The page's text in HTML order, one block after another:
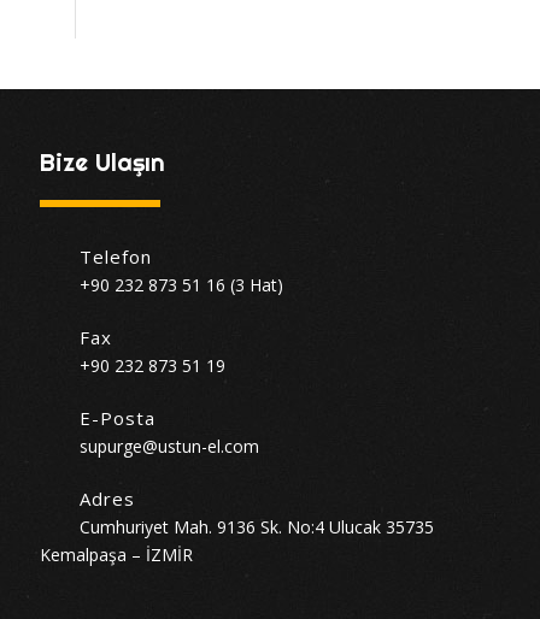
Bize Ulaşın
Telefon
+90 232 873 51 16 (3 Hat)
Fax
+90 232 873 51 19
E-Posta
supurge@ustun-el.com
Adres
Cumhuriyet Mah. 9136 Sk. No:4 Ulucak 35735
Kemalpaşa – İZMİR